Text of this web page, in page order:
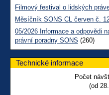
Filmový festival o lidských
Měsíčník SONS CL červen č.
05/2026 Informace a odpovědi
právní poradny SONS (260)
Technické informace
Počet
(od